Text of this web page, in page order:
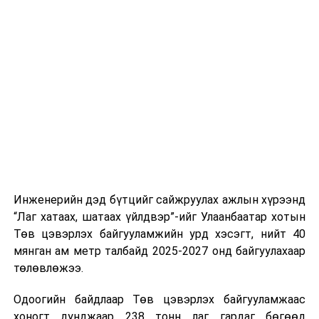
Инженерийн дэд бүтцийг сайжруулах ажлын хүрээнд
“Лаг хатаах, шатаах үйлдвэр”-ийг Улаанбаатар хотын
Төв цэвэрлэх байгууламжийн урд хэсэгт, нийт 40
мянган ам метр талбайд 2025-2027 онд байгуулахаар
төлөвлөжээ.
Одоогийн байдлаар Төв цэвэрлэх байгууламжаас